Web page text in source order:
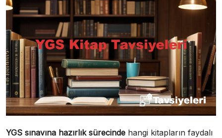
YGS sınavına hazırlık sürecinde hangi kitapların faydalı